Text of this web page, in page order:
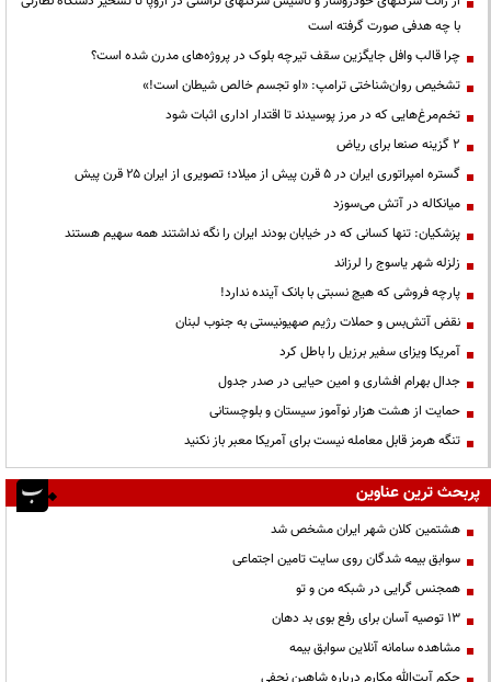
با چه هدفی صورت گرفته است
چرا قالب وافل جایگزین سقف تیرچه بلوک در پروژه‌های مدرن شده است؟
تشخیص روان‌شناختی ترامپ: «او تجسم خالص شیطان است!»
تخم‌مرغ‌هایی که در مرز پوسیدند تا اقتدار اداری اثبات شود
۲ گزینه صنعا برای ریاض
گستره امپراتوری ایران در ۵ قرن پیش از میلاد؛ تصویری از ایران ۲۵ قرن پیش
میانکاله در آتش می‌سوزد
پزشکیان: تنها کسانی که در خیابان بودند ایران را نگه نداشتند همه سهیم هستند
زلزله شهر یاسوج را لرزاند
پارچه فروشی که هیچ نسبتی با بانک آینده ندارد!
نقض آتش‌بس و حملات رژیم صهیونیستی به جنوب لبنان
آمریکا ویزای سفیر برزیل را باطل کرد
جدال بهرام افشاری و امین حیایی در صدر جدول
حمایت از هشت هزار نوآموز سیستان و بلوچستانی
تنگه هرمز قابل معامله نیست برای آمریکا معبر باز نکنید
پربحث ترین عناوین
هشتمین کلان شهر ایران مشخص شد
سوابق بیمه شدگان روی سایت تامین اجتماعی
همجنس گرایی در شبکه من و تو
13 توصیه آسان برای رفع بوی بد دهان
مشاهده سامانه آنلاين سوابق بیمه
حكم آيت‌الله مكارم درباره شاهين نجفي